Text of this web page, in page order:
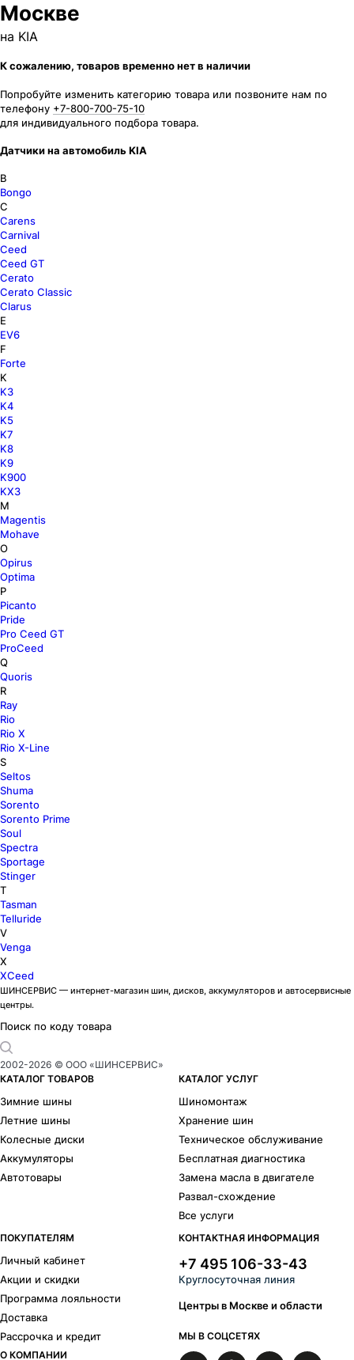
Москве
на KIA
К сожалению, товаров временно нет в наличии
Попробуйте изменить категорию товара или позвоните нам по
телефону +7-800-700-75-10
для индивидуального подбора товара.
Датчики на автомобиль KIA
B
Bongo
C
Carens
Carnival
Ceed
Ceed GT
Cerato
Cerato Classic
Clarus
E
EV6
F
Forte
K
K3
K4
K5
K7
K8
K9
K900
KX3
M
Magentis
Mohave
O
Opirus
Optima
P
Picanto
Pride
Pro Ceed GT
ProCeed
Q
Quoris
R
Ray
Rio
Rio X
Rio X-Line
S
Seltos
Shuma
Sorento
Sorento Prime
Soul
Spectra
Sportage
Stinger
T
Tasman
Telluride
V
Venga
X
XCeed
ШИНСЕРВИС — интернет-магазин шин, дисков, аккумуляторов и автосервисные
центры.
Поиск по коду товара
2002-2026 © ООО «ШИНСЕРВИС»
КАТАЛОГ ТОВАРОВ
Зимние шины
Летние шины
Колесные диски
Аккумуляторы
Автотовары
КАТАЛОГ УСЛУГ
Шиномонтаж
Хранение шин
Техническое обслуживание
Бесплатная диагностика
Замена масла в двигателе
Развал-схождение
Все услуги
ПОКУПАТЕЛЯМ
Личный кабинет
Акции и скидки
Программа лояльности
Доставка
Рассрочка и кредит
О КОМПАНИИ
КОНТАКТНАЯ ИНФОРМАЦИЯ
+7 495 106-33-43
Круглосуточная линия
Центры в Москве и области
МЫ В СОЦСЕТЯХ